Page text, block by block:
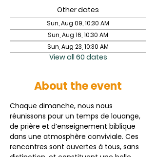
Other dates
Sun, Aug 09, 10:30 AM
Sun, Aug 16, 10:30 AM
Sun, Aug 23, 10:30 AM
View all 60 dates
About the event
Chaque dimanche, nous nous
réunissons pour un temps de louange,
de prière et d’enseignement biblique
dans une atmosphère conviviale. Ces
rencontres sont ouvertes à tous, sans